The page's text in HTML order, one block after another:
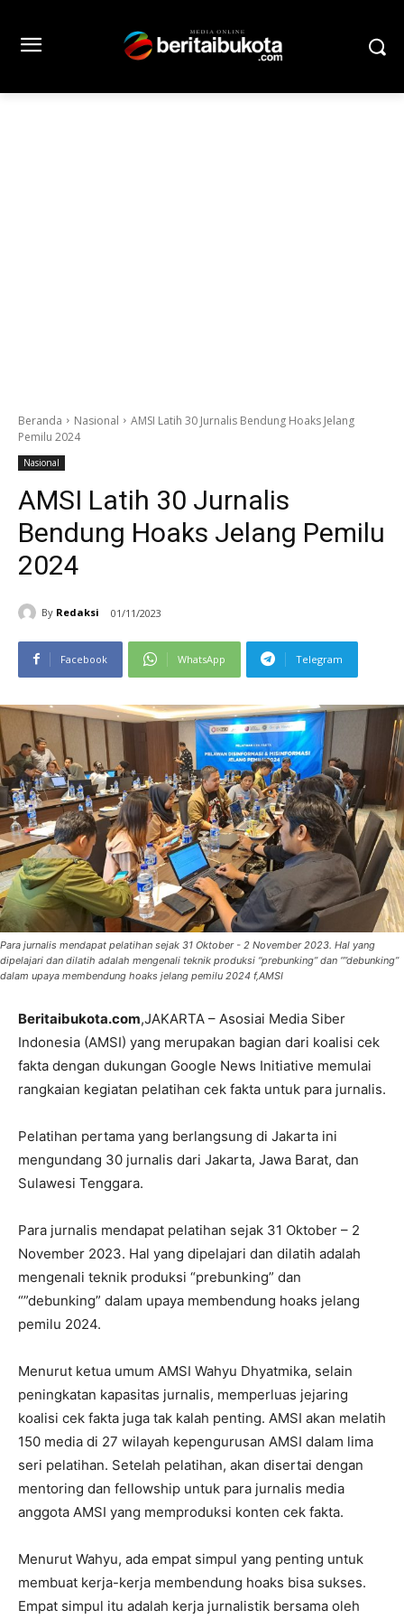
Beranda Nasional
AMSI Latih 30 Jurnalis Bendung Hoaks Jelang
Pemilu 2024
Nasional
AMSI Latih 30 Jurnalis
Bendung Hoaks Jelang Pemilu
2024
By Redaksi 01/11/2023
Facebook WhatsApp Telegram
Para jurnalis mendapat pelatihan sejak 31 Oktober - 2 November 2023. Hal yang
dipelajari dan dilatih adalah mengenali teknik produksi “prebunking” dan “”debunking”
dalam upaya membendung hoaks jelang pemilu 2024 f,AMSI
Beritaibukota.com,JAKARTA – Asosiai Media Siber
Indonesia (AMSI) yang merupakan bagian dari koalisi cek
fakta dengan dukungan Google News Initiative memulai
rangkaian kegiatan pelatihan cek fakta untuk para jurnalis.
Pelatihan pertama yang berlangsung di Jakarta ini
mengundang 30 jurnalis dari Jakarta, Jawa Barat, dan
Sulawesi Tenggara.
Para jurnalis mendapat pelatihan sejak 31 Oktober – 2
November 2023. Hal yang dipelajari dan dilatih adalah
mengenali teknik produksi “prebunking” dan
“”debunking” dalam upaya membendung hoaks jelang
pemilu 2024.
Menurut ketua umum AMSI Wahyu Dhyatmika, selain
peningkatan kapasitas jurnalis, memperluas jejaring
koalisi cek fakta juga tak kalah penting. AMSI akan melatih
150 media di 27 wilayah kepengurusan AMSI dalam lima
seri pelatihan. Setelah pelatihan, akan disertai dengan
mentoring dan fellowship untuk para jurnalis media
anggota AMSI yang memproduksi konten cek fakta.
Menurut Wahyu, ada empat simpul yang penting untuk
membuat kerja-kerja membendung hoaks bisa sukses.
Empat simpul itu adalah kerja jurnalistik bersama oleh